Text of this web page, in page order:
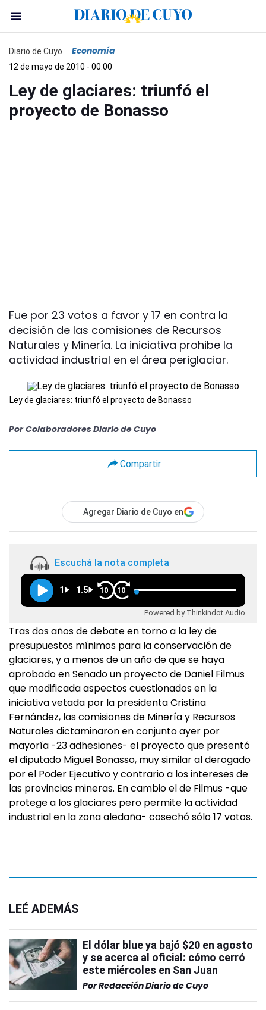
Diario de Cuyo Economía
12 de mayo de 2010 - 00:00
Ley de glaciares: triunfó el
proyecto de Bonasso
Fue por 23 votos a favor y 17 en contra la
decisión de las comisiones de Recursos
Naturales y Minería. La iniciativa prohibe la
actividad industrial en el área periglaciar.
Ley de glaciares: triunfó el proyecto de Bonasso
Por Colaboradores Diario de Cuyo
Compartir
Agregar Diario de Cuyo en
Escuchá la nota completa
1 1.5 10 10
Powered by Thinkindot Audio
Tras dos años de debate en torno a la ley de
presupuestos mínimos para la conservación de
glaciares, y a menos de un año de que se haya
aprobado en Senado un proyecto de Daniel Filmus
que modificada aspectos cuestionados en la
iniciativa vetada por la presidenta Cristina
Fernández, las comisiones de Minería y Recursos
Naturales dictaminaron en conjunto ayer por
mayoría -23 adhesiones- el proyecto que presentó
el diputado Miguel Bonasso, muy similar al derogado
por el Poder Ejecutivo y contrario a los intereses de
las provincias mineras. En cambio el de Filmus -que
protege a los glaciares pero permite la actividad
industrial en la zona aledaña- cosechó sólo 17 votos.
LEÉ ADEMÁS
El dólar blue ya bajó $20 en agosto
y se acerca al oficial: cómo cerró
este miércoles en San Juan
PorRedacción Diario de Cuyo